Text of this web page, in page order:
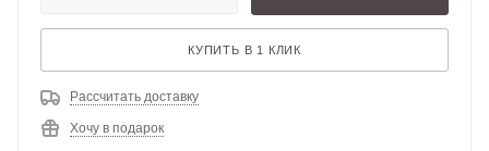
КУПИТЬ В 1 КЛИК
Рассчитать доставку
Хочу в подарок